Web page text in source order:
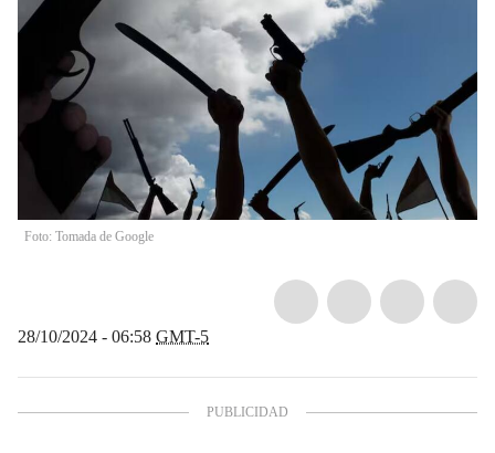
Foto: Tomada de Google
28/10/2024 - 06:58 GMT-5